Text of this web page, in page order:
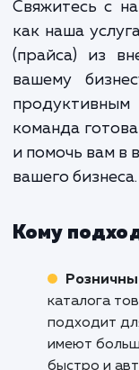
Это
бизнеса,
Не упустите
процесс